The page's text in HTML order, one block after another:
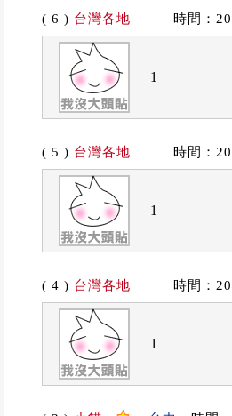
( 6 ) 台灣各地 時間：
1
( 5 ) 台灣各地 時間：
1
( 4 ) 台灣各地 時間：
1